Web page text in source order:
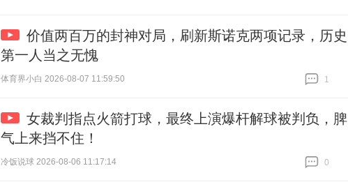
价值两百万的封神对局，刷新斯诺克两项记录，历史
第一人当之无愧
体育界小白 2026-08-07 11:59:50
1
女裁判指点火箭打球，最终上演爆杆解球被判负，脾
气上来挡不住！
冷饭说球 2026-08-06 11:17:14
0